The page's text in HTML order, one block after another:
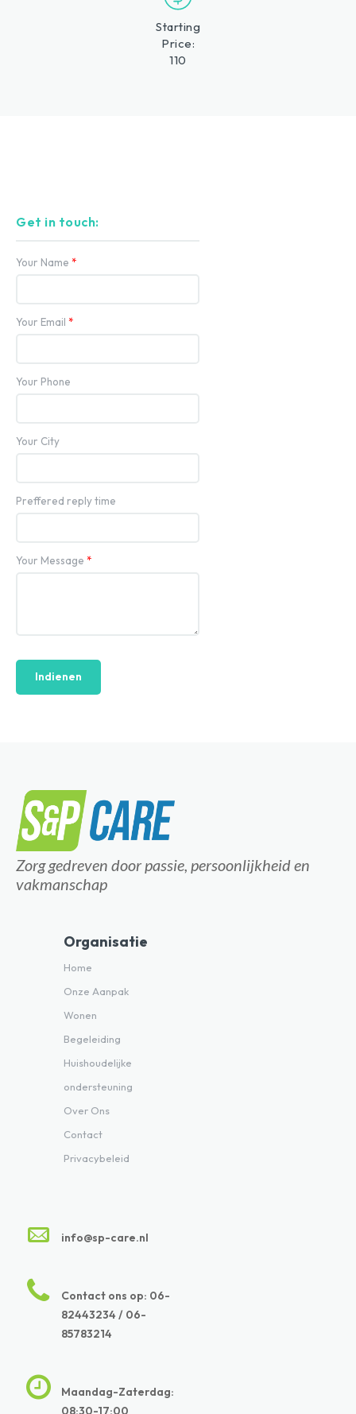
Starting
Price:
110
Get in touch:
Your Name *
Your Email *
Your Phone
Your City
Preffered reply time
Your Message *
Indienen
Zorg gedreven door passie, persoonlijkheid en
vakmanschap
Organisatie
Home
Onze Aanpak
Wonen
Begeleiding
Huishoudelijke
ondersteuning
Over Ons
Contact
Privacybeleid
info@sp-care.nl
Contact ons op: 06-
82443234 / 06-
85783214
Maandag-Zaterdag:
08:30-17:00